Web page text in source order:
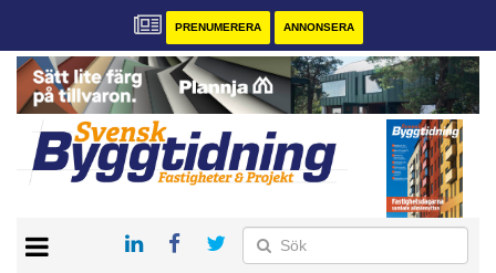
PRENUMERERA ANNONSERA